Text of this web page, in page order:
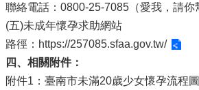
聯絡電話：0800-25-7085（愛我，請你
(五)未成年懷孕求助網站
路徑： https://257085.sfaa.gov.tw/
四、相關附件：
附件1：臺南市未滿20歲少女懷孕流程